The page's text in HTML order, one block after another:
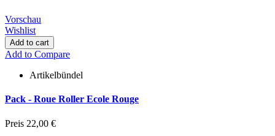
Vorschau
Wishlist
Add to cart
Add to Compare
Artikelbündel
Pack - Roue Roller Ecole Rouge
Preis 22,00 €